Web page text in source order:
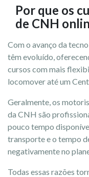
Por que os
de CNH
Com o avanço da
têm evoluído,
cursos com mais
locomover até um
Geralmente, os
da CNH são
pouco tempo
transporte e o tempo
negativamente no
Todas essas razões